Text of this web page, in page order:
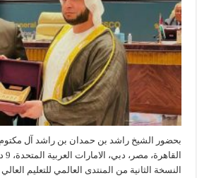
بحضور الشيخ راشد بن حمدان بن راشد آل مكتوم